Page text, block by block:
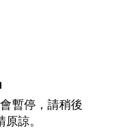
暫停，請稍後
諒。